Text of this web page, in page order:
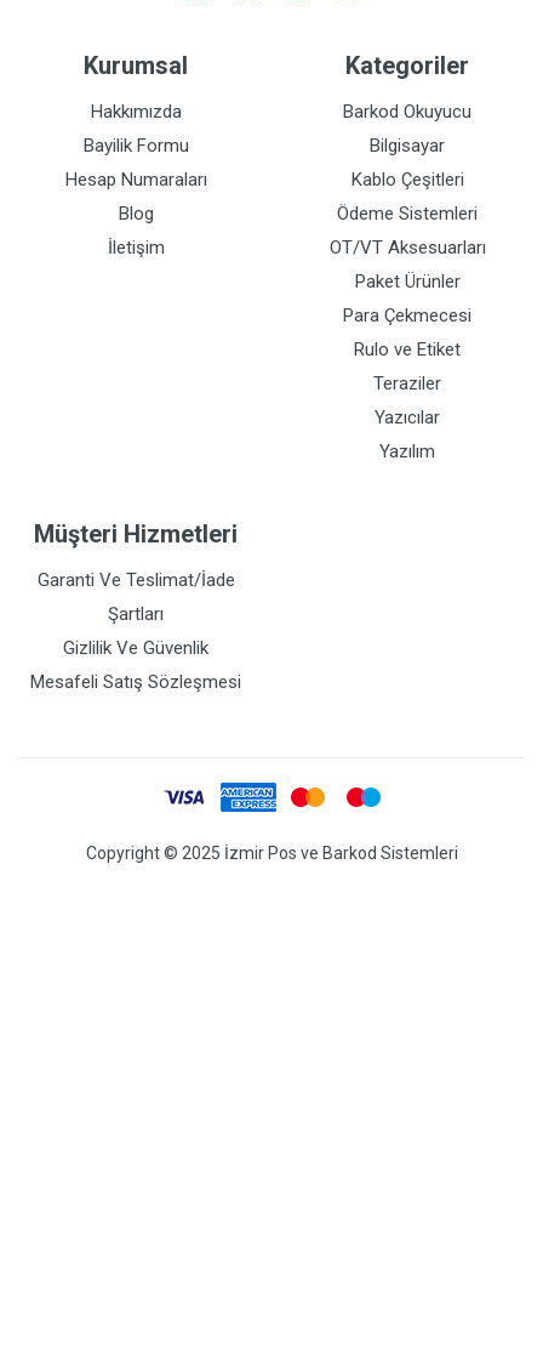
Kurumsal
Hakkımızda
Bayilik Formu
Hesap Numaraları
Blog
İletişim
Kategoriler
Barkod Okuyucu
Bilgisayar
Kablo Çeşitleri
Ödeme Sistemleri
OT/VT Aksesuarları
Paket Ürünler
Para Çekmecesi
Rulo ve Etiket
Teraziler
Yazıcılar
Yazılım
Müşteri Hizmetleri
Garanti Ve Teslimat/İade
Şartları
Gizlilik Ve Güvenlik
Mesafeli Satış Sözleşmesi
Copyright © 2025 İzmir Pos ve Barkod Sistemleri